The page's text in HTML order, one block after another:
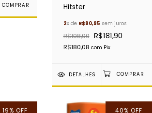
Hitster
2x de R$90,95 sem juros
R$198,90 R$181,90
R$180,08 com Pix
DETALHES
19% OFF 40% OFF